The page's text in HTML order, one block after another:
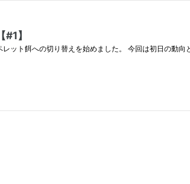
】
ット餌への切り替えを始めました。 今回は初日の動